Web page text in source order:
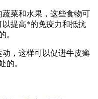
菜和水果，这些食物可
提高*的免疫力和抵抗
。
，这样可以促进牛皮癣
的。